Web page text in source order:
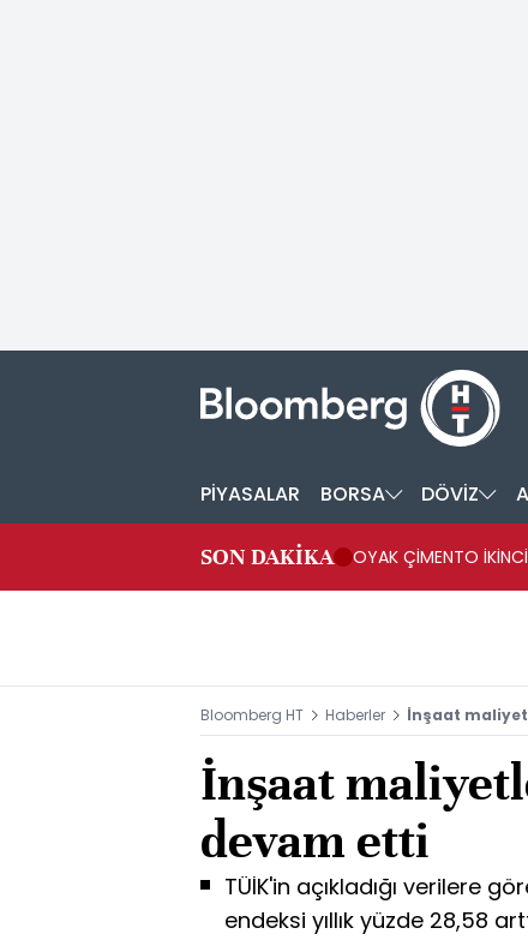
PİYASALAR BORSA DÖVİZ
SON DAKİKA OYAK ÇİMENTO İKİNCİ
Bloomberg HT Haberler İnşaat
İnşaat
devam etti
TÜİK'in açıkladığı verilere
endeksi yıllık yüzde 28,58